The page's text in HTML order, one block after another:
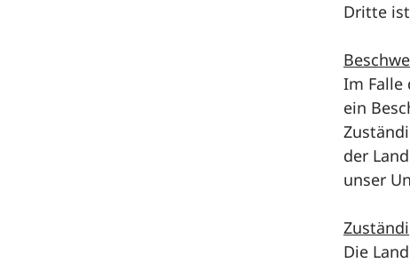
Dritte
Im Falle
ein
der
unser
Die